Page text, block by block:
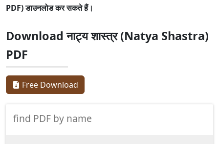
PDF) डाउनलोड कर सकते हैं।
Download नाट्य शास्त्र (Natya Shastra)
PDF
Free Download